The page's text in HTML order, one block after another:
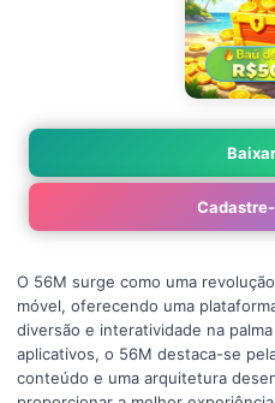
O 56M surge como uma
móvel, oferecendo uma
diversão e interatividade na
aplicativos, o 56M destaca-se
conteúdo e uma arquitetura